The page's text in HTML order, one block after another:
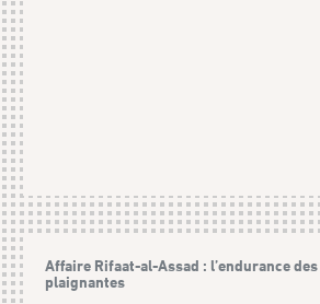
Affaire Rifaat-al-Assad : l’endurance
plaignantes